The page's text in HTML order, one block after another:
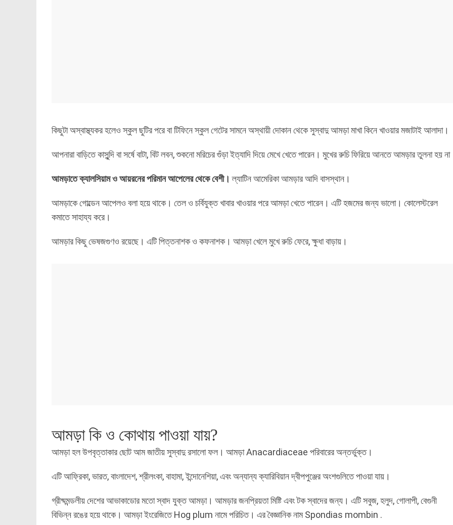
কিছুটা অস্বাস্থ্যকর হলেও স্কুল ছুটির পরে বা টিফিনে স্কুল গেটের সামনে অস্থায়ী দোকান থেকে সুস্বাদু আমড়া মাখা কিনে খাওয়ার মজাটাই আলাদা।
আপনারা বাড়িতে কাসুন্দি বা সর্ষে বাটা, বিট লবন, শুকনো মরিচের গুঁড়া ইত্যাদি দিয়ে মেখে খেতে পারেন। মুখের রুচি ফিরিয়ে আনতে আমড়ার তুলনা হয়
আমড়াতে ক্যালসিয়াম ও আয়রনের পরিমান আপেলের থেকে বেশী। ল্যাটিন আমেরিকা আমড়ার আদি বাসস্থান।
আমড়াকে গোল্ডেন আপেলও বলা হয়ে থাকে। তেল ও চর্বিযুক্ত খাবার খাওয়ার পরে আমড়া খেতে পারেন। এটি হজমের জন্য ভালো। কোলেস্টরেল
কমাতে সাহায্য করে।
আমড়ার কিছু ভেষজগুণও রয়েছে। এটি পিত্তনাশক ও কফনাশক। আমড়া খেলে মুখে রুচি ফেরে, ক্ষুধা বাড়ায়।
আমড়া কি ও কোথায় পাওয়া যায়?
আমড়া হল উপবৃত্তাকার ছোট আম জাতীয় সুস্বাদু রসালো ফল। আমড়া Anacardiaceae পরিবারের অন্তর্ভুক্ত।
এটি আফ্রিকা, ভারত, বাংলাদেশ, শ্রীলংকা, বাহামা, ইন্দোনেশিয়া, এবং অন্যান্য ক্যারিবিয়ান দ্বীপপুঞ্জের অংশগুলিতে পাওয়া যায়।
গ্রীষ্মমন্ডলীয় দেশের আভাকাডোর মতো স্বাদ যুক্ত আমড়া। আমড়ার জনপ্রিয়তা মিষ্টি এবং টক স্বাদের জন্য। এটি সবুজ, হলুদ, গোলাপী, বেগুনী
বিভিন্ন রঙের হয়ে থাকে। আমড়া ইংরেজিতে Hog plum নামে পরিচিত। এর বৈজ্ঞানিক নাম Spondias mombin .